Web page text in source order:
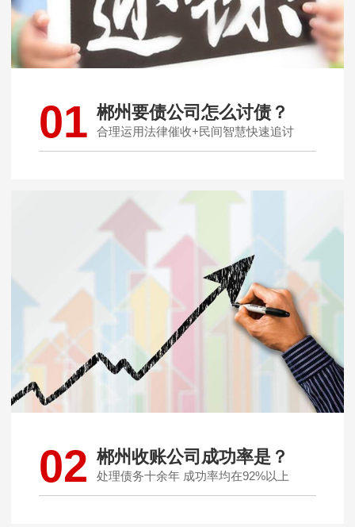
01 郴州要债公司怎么讨债？
合理运用法律催收+民间智慧快速追讨
02 郴州收账公司成功率是？
处理债务十余年 成功率均在92%以上